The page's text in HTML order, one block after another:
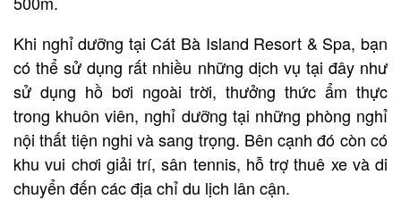
Khi nghỉ dưỡng tại Cát Bà Island Resort & Spa, bạn
có thể sử dụng rất nhiều những dịch vụ tại đây như
sử dụng hồ bơi ngoài trời, thưởng thức ẩm thực
trong khuôn viên, nghỉ dưỡng tại những phòng nghỉ
nội thất tiện nghi và sang trọng. Bên cạnh đó còn có
khu vui chơi giải trí, sân tennis, hỗ trợ thuê xe và di
chuyển đến các địa chỉ du lịch lân cận.